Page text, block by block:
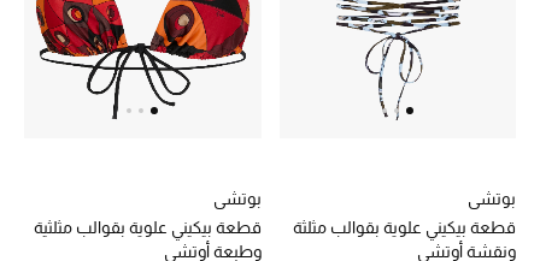
بوتشي
قطعة بيكيني علوية بقوالب مثلثة
ونقشة أوتشي
بوتشي
قطعة بيكيني علوية بقوالب مثلثية
وطبعة أوتشي